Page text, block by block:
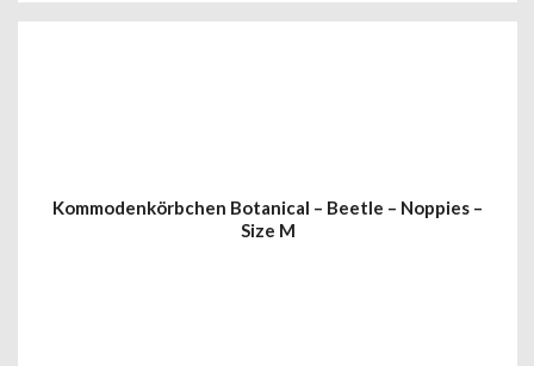
Kommodenkörbchen Botanical – Beetle – Noppies –
Size M